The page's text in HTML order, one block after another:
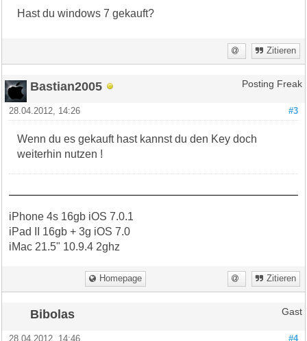
Hast du windows 7 gekauft?
Zitieren
Bastian2005 Posting Freak
#3
28.04.2012, 14:26
Wenn du es gekauft hast kannst du den Key doch
weiterhin nutzen !
iPhone 4s 16gb iOS 7.0.1
iPad II 16gb + 3g iOS 7.0
iMac 21.5" 10.9.4 2ghz
Homepage Zitieren
Bibolas Gast
#4
28.04.2012, 14:46